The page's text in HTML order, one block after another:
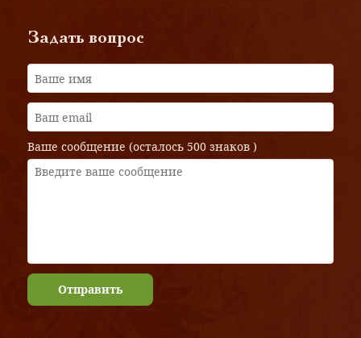
Задать вопрос
Ваше сообщение (осталось 500 знаков )
Отправить